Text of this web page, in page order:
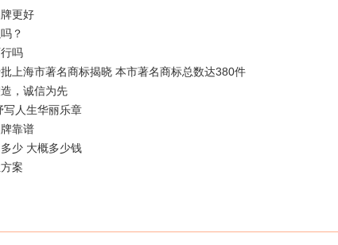
更好
？
吗
上海市著名商标揭晓 本市著名商标总数达380件
，诚信为先
写人生华丽乐章
靠谱
少 大概多少钱
案